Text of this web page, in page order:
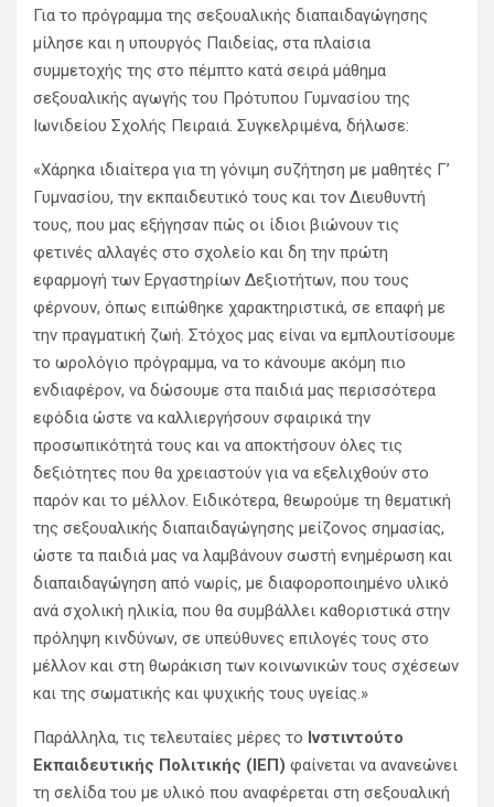
Για το πρόγραμμα της σεξουαλικής διαπαιδαγώγησης
μίλησε και η υπουργός Παιδείας, στα πλαίσια
συμμετοχής της στο πέμπτο κατά σειρά μάθημα
σεξουαλικής αγωγής του Πρότυπου Γυμνασίου της
Ιωνιδείου Σχολής Πειραιά. Συγκελριμένα, δήλωσε:
«Χάρηκα ιδιαίτερα για τη γόνιμη συζήτηση με μαθητές Γ’
Γυμνασίου, την εκπαιδευτικό τους και τον Διευθυντή
τους, που μας εξήγησαν πώς οι ίδιοι βιώνουν τις
φετινές αλλαγές στο σχολείο και δη την πρώτη
εφαρμογή των Εργαστηρίων Δεξιοτήτων, που τους
φέρνουν, όπως ειπώθηκε χαρακτηριστικά, σε επαφή με
την πραγματική ζωή. Στόχος μας είναι να εμπλουτίσουμε
το ωρολόγιο πρόγραμμα, να το κάνουμε ακόμη πιο
ενδιαφέρον, να δώσουμε στα παιδιά μας περισσότερα
εφόδια ώστε να καλλιεργήσουν σφαιρικά την
προσωπικότητά τους και να αποκτήσουν όλες τις
δεξιότητες που θα χρειαστούν για να εξελιχθούν στο
παρόν και το μέλλον. Ειδικότερα, θεωρούμε τη θεματική
της σεξουαλικής διαπαιδαγώγησης μείζονος σημασίας,
ώστε τα παιδιά μας να λαμβάνουν σωστή ενημέρωση και
διαπαιδαγώγηση από νωρίς, με διαφοροποιημένο υλικό
ανά σχολική ηλικία, που θα συμβάλλει καθοριστικά στην
πρόληψη κινδύνων, σε υπεύθυνες επιλογές τους στο
μέλλον και στη θωράκιση των κοινωνικών τους σχέσεων
και της σωματικής και ψυχικής τους υγείας.»
Παράλληλα, τις τελευταίες μέρες το Ινστιντούτο
Εκπαιδευτικής Πολιτικής (ΙΕΠ) φαίνεται να ανανεώνει
τη σελίδα του με υλικό που αναφέρεται στη σεξουαλική